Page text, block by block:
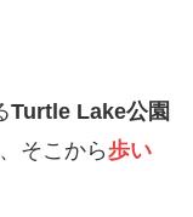
Turtle Lake公園
そこから歩い